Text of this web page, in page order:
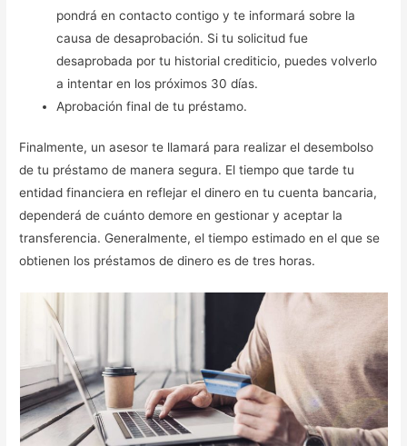
pondrá en contacto contigo y te informará sobre la
causa de desaprobación. Si tu solicitud fue
desaprobada por tu historial crediticio, puedes volverlo
a intentar en los próximos 30 días.
Aprobación final de tu préstamo.
Finalmente, un asesor te llamará para realizar el desembolso
de tu préstamo de manera segura. El tiempo que tarde tu
entidad financiera en reflejar el dinero en tu cuenta bancaria,
dependerá de cuánto demore en gestionar y aceptar la
transferencia. Generalmente, el tiempo estimado en el que se
obtienen los préstamos de dinero es de tres horas.